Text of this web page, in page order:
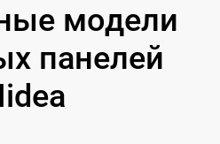
модели
панелей